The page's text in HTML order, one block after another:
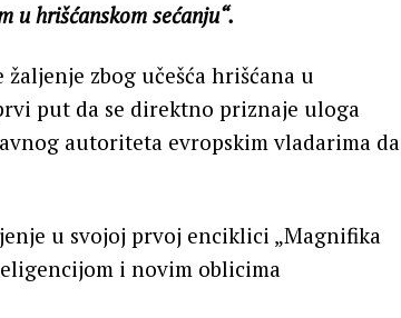
u hrišćanskom sećanju“.
zbog učešća hrišćana u
put da se direktno priznaje uloga
autoriteta evropskim vladarima da
u svojoj prvoj enciklici „Magnifika
i novim oblicima